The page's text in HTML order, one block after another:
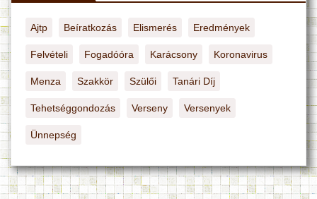
Ajtp Beíratkozás Elismerés Eredmények
Felvételi Fogadóóra Karácsony Koronavirus
Menza Szakkör Szülői Tanári Díj
Tehetséggondozás Verseny Versenyek
Ünnepség